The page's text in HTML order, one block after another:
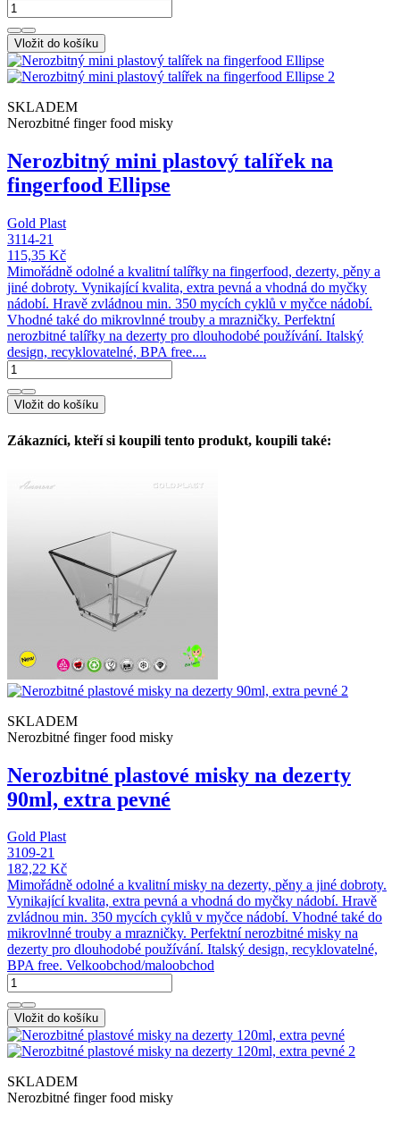
Vložit do košíku
SKLADEM
Nerozbitné finger food misky
Nerozbitný mini plastový talířek na
fingerfood Ellipse
Gold Plast
3114-21
115,35 Kč
Mimořádně odolné a kvalitní talířky na fingerfood, dezerty, pěny a
jiné dobroty. Vynikající kvalita, extra pevná a vhodná do myčky
nádobí. Hravě zvládnou min. 350 mycích cyklů v myčce nádobí.
Vhodné také do mikrovlnné trouby a mrazničky. Perfektní
nerozbitné talířky na dezerty pro dlouhodobé používání. Italský
design, recyklovatelné, BPA free....
Vložit do košíku
Zákazníci, kteří si koupili tento produkt, koupili také:
SKLADEM
Nerozbitné finger food misky
Nerozbitné plastové misky na dezerty
90ml, extra pevné
Gold Plast
3109-21
182,22 Kč
Mimořádně odolné a kvalitní misky na dezerty, pěny a jiné dobroty.
Vynikající kvalita, extra pevná a vhodná do myčky nádobí. Hravě
zvládnou min. 350 mycích cyklů v myčce nádobí. Vhodné také do
mikrovlnné trouby a mrazničky. Perfektní nerozbitné misky na
dezerty pro dlouhodobé používání. Italský design, recyklovatelné,
BPA free. Velkoobchod/maloobchod
Vložit do košíku
SKLADEM
Nerozbitné finger food misky